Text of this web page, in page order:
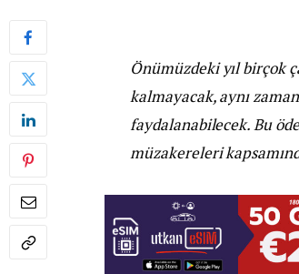
Önümüzdeki yıl birçok
kalmayacak, aynı
faydalanabilecek. Bu
müzakereleri